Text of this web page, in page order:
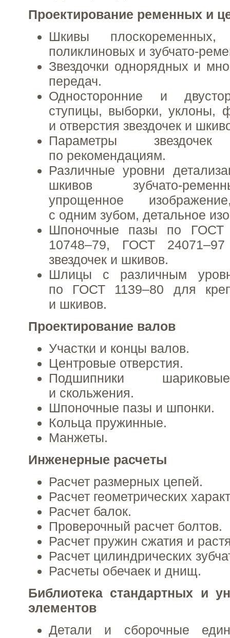
Проектирование ременных и
Шкивы плоскоременных,
поликлиновых и зубчато-
Звездочки однорядных и
передач.
Односторонние и
ступицы, выборки, уклоны,
и отверстия звездочек и
Параметры
по рекомендациям.
Различные уровни
шкивов зубчато-
упрощенное
с одним зубом, детальное
Шпоночные пазы по ГОСТ
10748–79, ГОСТ
звездочек и шкивов.
Шлицы с различным
по ГОСТ 1139–80 для
и шкивов.
Проектирование валов
Участки и концы валов.
Центровые отверстия.
Подшипники
и скольжения.
Шпоночные пазы и шпонки.
Кольца пружинные.
Манжеты.
Инженерные расчеты
Расчет размерных цепей.
Расчет геометрических
Расчет балок.
Проверочный расчет болтов.
Расчет пружин сжатия и
Расчет цилиндрических
Расчеты обечаек и днищ.
Библиотека стандартных и
элементов
Детали и сборочные